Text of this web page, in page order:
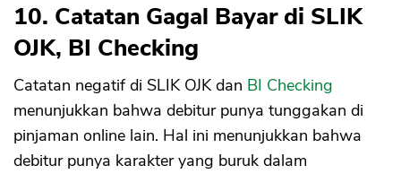
10. Catatan Gagal Bayar di SLIK
OJK, BI Checking
Catatan negatif di SLIK OJK dan BI Checking
menunjukkan bahwa debitur punya tunggakan di
pinjaman online lain. Hal ini menunjukkan bahwa
debitur punya karakter yang buruk dalam